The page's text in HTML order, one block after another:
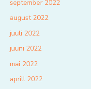
september 2022
august 2022
juuli 2022
juuni 2022
mai 2022
aprill 2022